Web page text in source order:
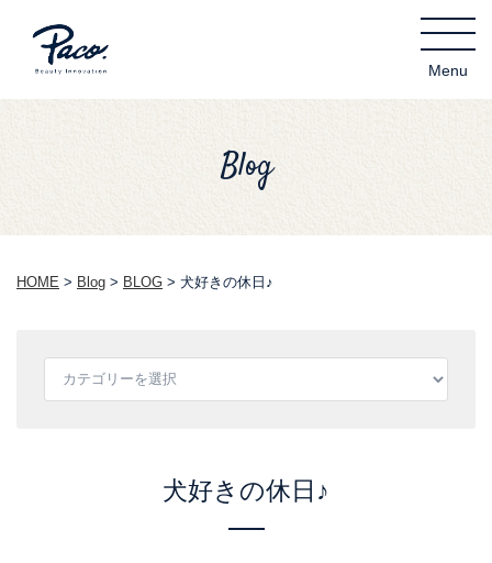
Blog
HOME > Blog > BLOG > 犬好きの休日♪
犬好きの休日♪